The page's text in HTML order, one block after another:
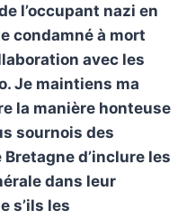
l’occupant nazi en
condamné à mort
avec les
Je maintiens ma
la manière honteuse
sournois des
d’inclure les
dans leur
s’ils les